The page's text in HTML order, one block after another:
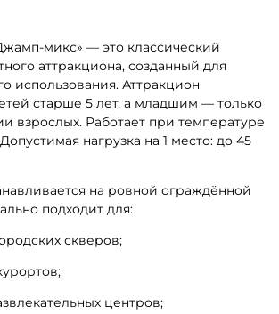
микс» — это классический
аттракциона, созданный для
использования. Аттракцион
старше 5 лет, а младшим — только
взрослых. Работает при температуре
нагрузка на 1 место: до 45
на ровной ограждённой
подходит для:
скверов;
центров;